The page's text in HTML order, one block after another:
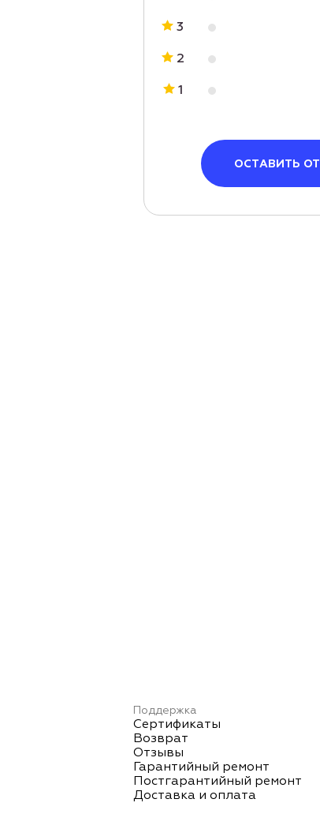
3
2
1
ОСТАВИТЬ
Поддержка
Сертификаты
Возврат
Отзывы
Гарантийный ремонт
Постгарантийный ремонт
Доставка и оплата